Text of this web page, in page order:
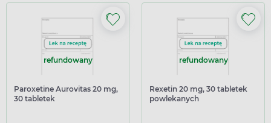
refundowany
Paroxetine Aurovitas 20 mg,
30 tabletek
refundowany
Rexetin 20 mg, 30 tabletek
powlekanych